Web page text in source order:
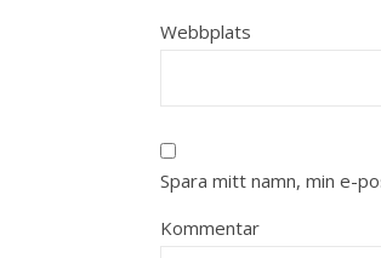
Webbplats
Spara mitt namn, min e-
Kommentar